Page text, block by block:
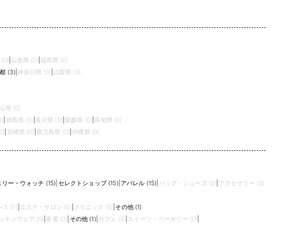
生労働省
の健康
す。
従業員
、 ひと
できる
ます。
に取り
上に努
山形県 (0) 福島県 (0)
(3) |神奈川県 (0) 山梨県 (0)
県 (0)
徳島県 (0) 香川県 (0) |愛媛県 (0) 高知県 (0)
宮崎県 (0) 鹿児島県 (0) |沖縄県 (0)
リー・ウォッチ (15) セレクトショップ (15) アパレル (15) バッグ・シューズ (0) アクセサリー (0)
ス (0) エステ・サロン (0) クリニック (0) その他 (1)
チンウェア (0) 家電 (0) その他 (1) カフェ (0) スイーツ・ベーカリー (0)